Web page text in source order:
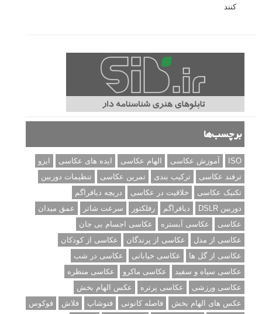
کنند
برچسب‌ها
ISO آموزش عکاسی الهام عکاسی ایده های عکاسی
ایزو
ترفند عکاسی
ترکیب بندی تمرین عکاسی
تنظیمات دوربین
تکنیک عکاسی
خلاقیت در عکاسی
دریچه دیافراگم
دوربین DSLR
دیافراگم رفلکتور سرعت شاتر
عمق میدان
عکاسی
عکاسی آبستره
عکاسی اجسام بی جان
عکاسی از مدل
عکاسی از پرندگان
عکاسی از کودکان
عکاسی از گل ها
عکاسی خیابانی
عکاسی در شب
عکاسی سیاه و سفید
عکاسی ماکرو
عکاسی منظره
عکاسی ورزشی
عکاسی پرتره
عکس الهام بخش
عکس های الهام بخش
فاصله کانونی فتوشاپ فلاش
فوکوس